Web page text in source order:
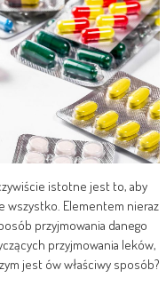
istotne jest to, aby
wszystko. Elementem nieraz
przyjmowania danego
przyjmowania leków,
jest ów właściwy sposób?